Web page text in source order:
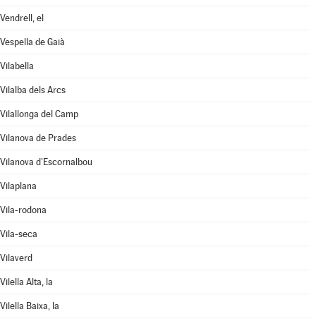
Vendrell, el
Vespella de Gaià
Vilabella
Vilalba dels Arcs
Vilallonga del Camp
Vilanova de Prades
Vilanova d'Escornalbou
Vilaplana
Vila-rodona
Vila-seca
Vilaverd
Vilella Alta, la
Vilella Baixa, la